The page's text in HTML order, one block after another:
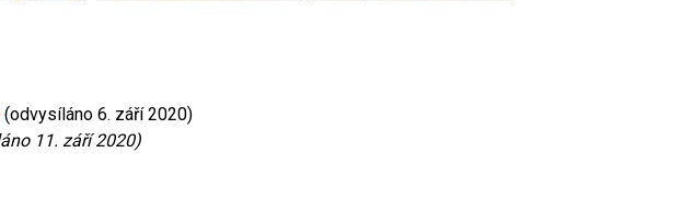
(odvysíláno 6. září 2020)
11. září 2020)